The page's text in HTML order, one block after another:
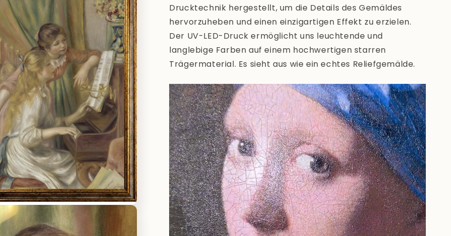
Drucktechnik hergestellt, um die Details des Gemäldes
hervorzuheben und einen einzigartigen Effekt zu erzielen.
Der UV-LED-Druck ermöglicht uns leuchtende und
langlebige Farben auf einem hochwertigen starren
Trägermaterial. Es sieht aus wie ein echtes Reliefgemälde.